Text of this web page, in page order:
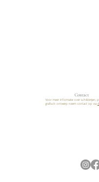
Voor meer informatie over schilderijen,
grafisch ontwerp neem contact op via
Contact